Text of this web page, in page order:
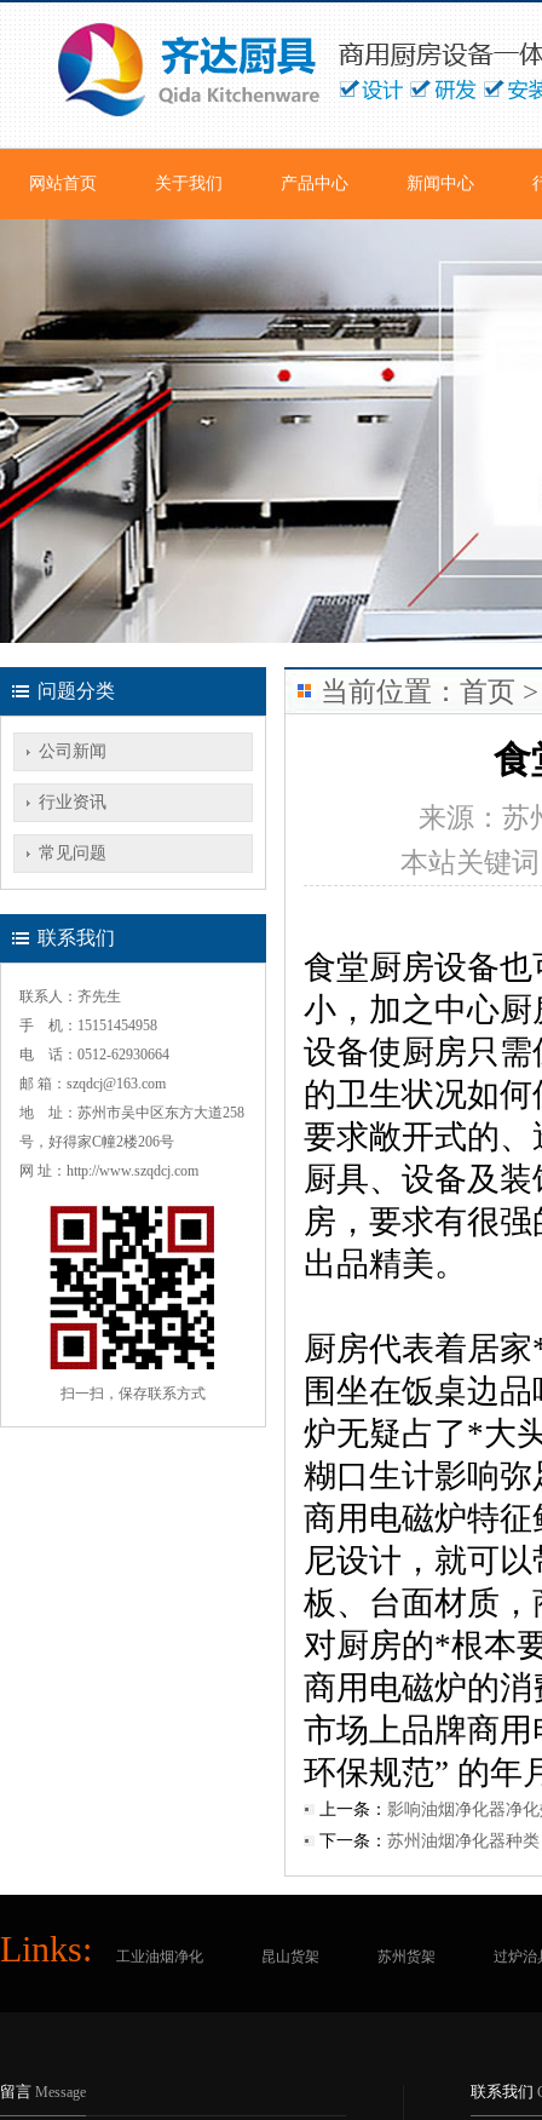
网站首页 关于我们 产品中心 新闻中心
问题分类
公司新闻
行业资讯
常见问题
联系我们
联系人：齐先生
手 机：15151454958
电 话：0512-62930664
邮 箱：szqdcj@163.com
地 址：苏州市吴中区东方大道258
号，好得家C幢2楼206号
网 址：http://www.szqdcj.com
扫一扫，保存联系方式
当前位置： 首页
食
来源： 苏
本站关键
食堂厨房设备
小，加之中心
设备使厨房只
的卫生状况如
要求敞开式的
厨具、设备及
房，要求有很
出品精美。
厨房代表着居
围坐在饭桌边
炉无疑占了*大
糊口生计影响
商用电磁炉特
尼设计，就可
板、台面材质
对厨房的*根本
商用电磁炉的
市场上品牌商
环保规范” 的年
上一条： 影响油烟净化器净
下一条： 苏州油烟净化器种
Links: 工业油烟净化 昆山货架 苏州货架 过炉治
留言 Message 联系我们